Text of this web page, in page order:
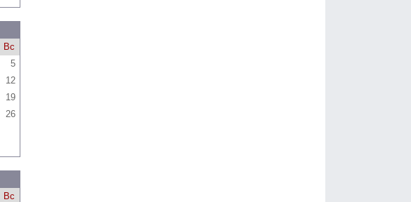
Вс
5
12
19
26
Вс